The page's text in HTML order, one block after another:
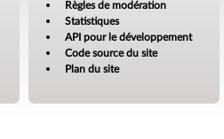
Règles de modération
Statistiques
API pour le développement
Code source du site
Plan du site